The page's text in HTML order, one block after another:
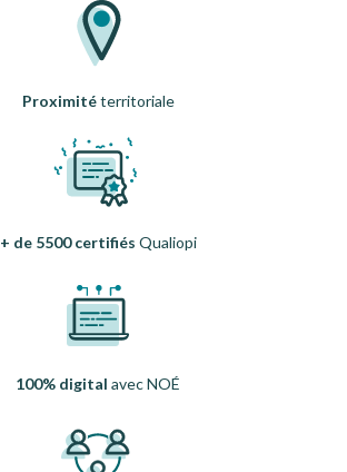
+ de 5500 certifiés Qualiopi
100% digital avec NOÉ
Proximitéterritoriale